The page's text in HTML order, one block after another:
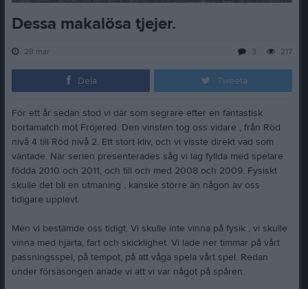
Dessa makalösa tjejer.
28 mar 217
3
Dela Tweeta
För ett år sedan stod vi där som segrare efter en fantastisk
bortamatch mot Fröjered. Den vinsten tog oss vidare , från Röd
nivå 4 till Röd nivå 2. Ett stort kliv, och vi visste direkt vad som
väntade. När serien presenterades såg vi lag fyllda med spelare
födda 2010 och 2011, och till och med 2008 och 2009. Fysiskt
skulle det bli en utmaning , kanske större än någon av oss
tidigare upplevt.
Men vi bestämde oss tidigt. Vi skulle inte vinna på fysik , vi skulle
vinna med hjärta, fart och skicklighet. Vi lade ner timmar på vårt
passningsspel, på tempot, på att våga spela vårt spel. Redan
under försäsongen anade vi att vi var något på spåren.